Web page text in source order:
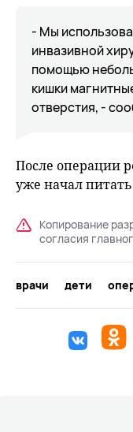
- Мы
инвазивной
помощью
кишки
отверстия, -
После операции
уже начал
Копирование
согласия
врачи дети